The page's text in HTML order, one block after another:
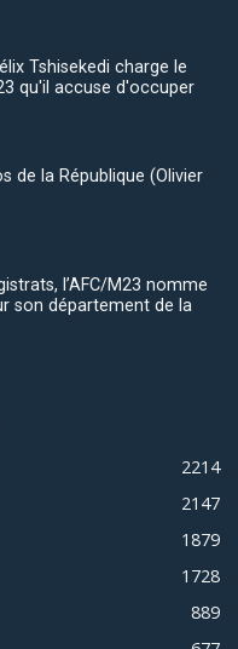
Tshisekedi charge le
qu'il accuse d'occuper
de la République (Olivier
l’AFC/M23 nomme
son département de la
2214
2147
1879
1728
889